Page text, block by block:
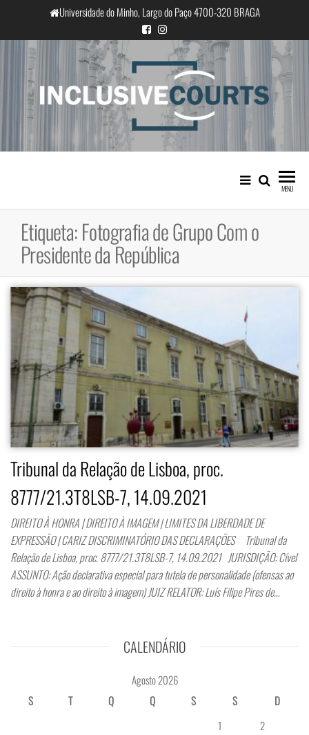
o
conteúdo
Universidade do Minho, Largo do Paço 4700-320 BRAGA
InclusiveCourts
Igualdade e diferença cultural na
prática judicial portuguesa
MENU
Etiqueta:Fotografia de Grupo Com o
Presidente da República
Tribunal da Relação de Lisboa, proc.
8777/21.3T8LSB-7, 14.09.2021
DIREITO À HONRA | DIREITO À IMAGEM | LIMITES DA LIBERDADE DE
EXPRESSÃO | CARIZ DISCRIMINATÓRIO DAS DECLARAÇÕES Tribunal da
Relação de Lisboa, proc. 8777/21.3T8LSB-7, 14.09.2021 JURISDIÇÃO: Cível
ASSUNTO: Ação declarativa especial para tutela de personalidade (ofensas ao
direito à honra e ao direito à imagem) JUIZ RELATOR: Luís Filipe Pires de…
CALENDÁRIO
Agosto 2026
S
T Q Q S S
D
1
2